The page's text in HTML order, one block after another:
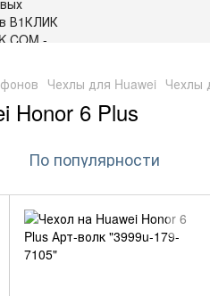
Чехлы для Huawei Чехлы
Honor 6 Plus
По популярности